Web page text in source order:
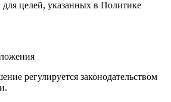
целей, указанных в Политике
регулируется законодательством